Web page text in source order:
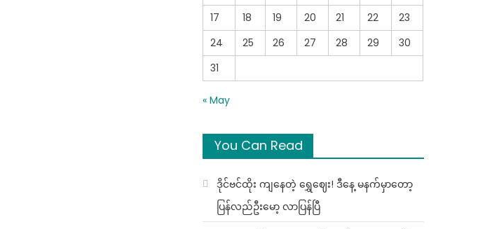
17
18 19 20 21 22
23
24
25 26 27 28 29
30
31
« May
You Can Read
ဒိုင်ဗင်ထိုး ကျနေတဲ့ ရွှေဈေး! ဒီနေ့ မနက်မှာတော့
ပြန်လည်ဦးမော့ လာပြန်ပြီ